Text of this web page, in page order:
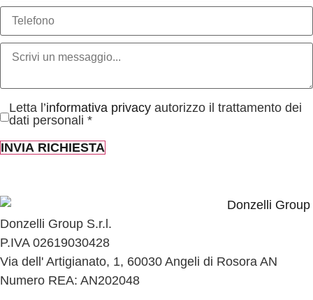
Letta l’informativa privacy autorizzo il trattamento dei
dati personali *
INVIA RICHIESTA
Donzelli Group S.r.l.
P.IVA 02619030428
Via dell' Artigianato, 1, 60030 Angeli di Rosora AN
Numero REA: AN202048